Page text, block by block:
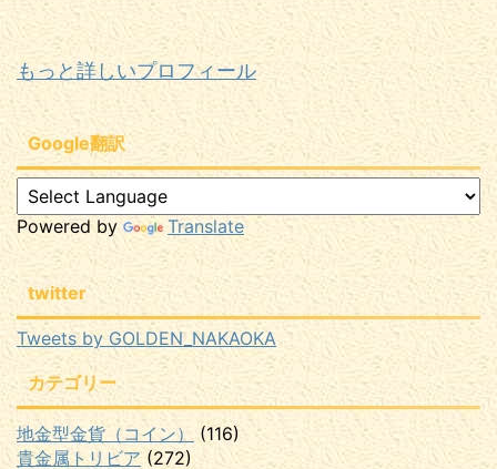
もっと詳しいプロフィール
Google翻訳
Powered by Translate
twitter
Tweets by GOLDEN_NAKAOKA
カテゴリー
地金型金貨（コイン）
(116)
貴金属トリビア(272)